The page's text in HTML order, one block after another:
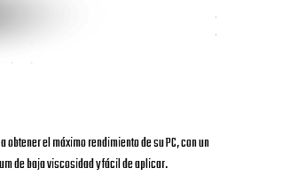
obtener el máximo rendimiento de su PC, con un
de baja viscosidad y fácil de aplicar.